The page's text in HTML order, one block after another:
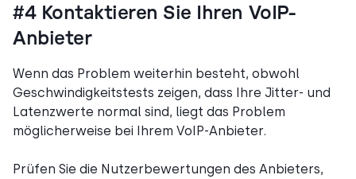
#4 Kontaktieren Sie Ihren VoIP-
Anbieter
Wenn das Problem weiterhin besteht, obwohl
Geschwindigkeitstests zeigen, dass Ihre Jitter- und
Latenzwerte normal sind, liegt das Problem
möglicherweise bei Ihrem VoIP-Anbieter.
Prüfen Sie die Nutzerbewertungen des Anbieters,